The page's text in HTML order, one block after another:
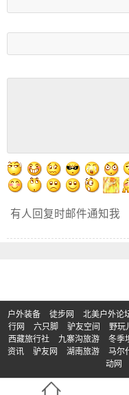
有人回复时邮件通知我
户外装备 徒步网 北美户外论
行网
六只脚 驴友空间 野玩
西藏旅行社
九寨沟旅游 冬季
资讯
驴友网 湖南旅游 马尔
动网
© Copyright 2017-2023 | 版权所